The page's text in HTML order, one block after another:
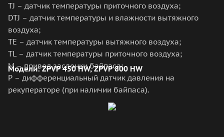
TJ – датчик температуры приточного воздуха;
DTJ – датчик температуры и влажности вытяжного
воздуха;
TE – датчик температуры вытяжного воздуха;
TL – датчик температуры приточного воздуха;
М – привод заслонки байпаса;
P – дифференциальный датчик давления на
рекуператоре (при наличии байпаса).
Модели: ZPVP 450 HW, ZPVP 800 HW